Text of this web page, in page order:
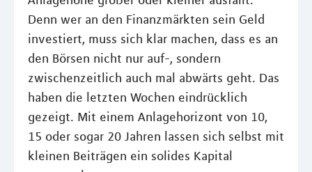
Denn wer an den Finanzmärkten sein Geld
investiert, muss sich klar machen, dass es an
den Börsen nicht nur auf-, sondern
zwischenzeitlich auch mal abwärts geht. Das
haben die letzten Wochen eindrücklich
gezeigt. Mit einem Anlagehorizont von 10,
15 oder sogar 20 Jahren lassen sich selbst mit
kleinen Beiträgen ein solides Kapital